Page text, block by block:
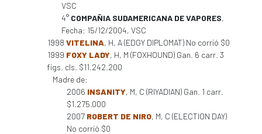
VSC
4° COMPAÑIA SUDAMERICANA DE VAPORES,
Fecha: 15/12/2004, VSC
1998 VITELINA, H, A (EDGY DIPLOMAT) No corrió $0
1999 FOXY LADY, H, M (FOXHOUND) Gan. 6 carr. 3
figs. cls. $11.242.200
Madre de:
2006 INSANITY, M, C (RIYADIAN) Gan. 1 carr.
$1.275.000
2007 ROBERT DE NIRO, M, C (ELECTION DAY)
No corrió $0